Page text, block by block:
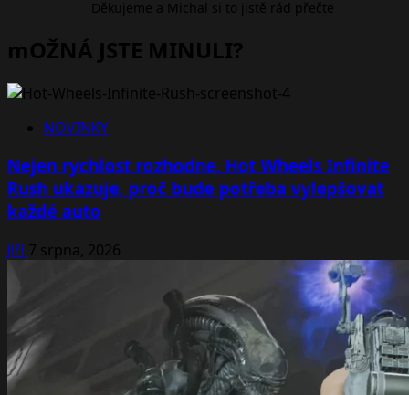
Děkujeme a Michal si to jistě rád přečte
mOŽNÁ JSTE MINULI?
NOVINKY
Nejen rychlost rozhodne. Hot Wheels Infinite
Rush ukazuje, proč bude potřeba vylepšovat
každé auto
Jiří7 srpna, 2026